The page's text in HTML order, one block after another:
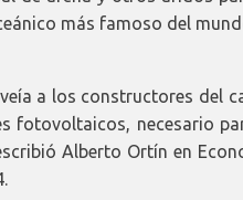
más famoso del
a los constructores del
fotovoltaicos, necesario
Alberto Ortín en